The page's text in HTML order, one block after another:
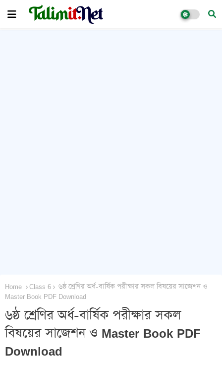
Home Class 6
৬ষ্ঠ শ্রেণির অর্ধ-বার্ষিক পরীক্ষার সকল বিষয়ের সাজেশন ও
Master Book PDF Download
৬ষ্ঠ শ্রেণির অর্ধ-বার্ষিক পরীক্ষার সকল
বিষয়ের সাজেশন ও Master Book PDF
Download